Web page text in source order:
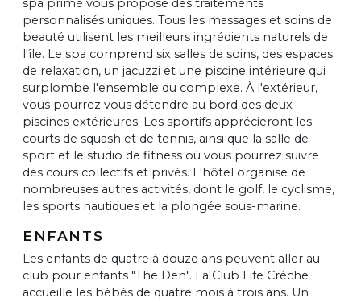
spa primé vous propose des traitements
personnalisés uniques. Tous les massages et soins de
beauté utilisent les meilleurs ingrédients naturels de
l'île. Le spa comprend six salles de soins, des espaces
de relaxation, un jacuzzi et une piscine intérieure qui
surplombe l'ensemble du complexe. À l'extérieur,
vous pourrez vous détendre au bord des deux
piscines extérieures. Les sportifs apprécieront les
courts de squash et de tennis, ainsi que la salle de
sport et le studio de fitness où vous pourrez suivre
des cours collectifs et privés. L'hôtel organise de
nombreuses autres activités, dont le golf, le cyclisme,
les sports nautiques et la plongée sous-marine.
ENFANTS
Les enfants de quatre à douze ans peuvent aller au
club pour enfants "The Den". La Club Life Crèche
accueille les bébés de quatre mois à trois ans. Un